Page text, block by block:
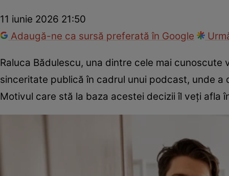
11 iunie 2026 21:50
Adaugă-ne ca sursă preferată în Google
Raluca Bădulescu, una dintre cele mai
sinceritate publică în cadrul unui podcast, unde
Motivul care stă la baza acestei decizii îl veți afla